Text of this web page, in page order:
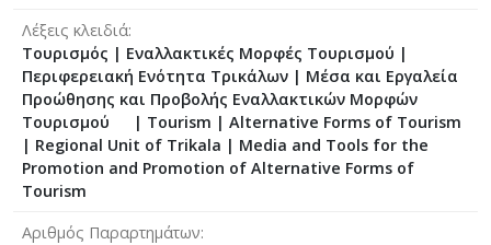
Λέξεις κλειδιά
Τουρισμός | Εναλλακτικές Μορφές Τουρισμού |
Περιφερειακή Ενότητα Τρικάλων | Μέσα και Εργαλεία
Προώθησης και Προβολής Εναλλακτικών Μορφών
Τουρισμού | Tourism | Alternative Forms of Tourism
| Regional Unit of Trikala | Media and Tools for the
Promotion and Promotion of Alternative Forms of
Tourism
Αριθμός Παραρτημάτων